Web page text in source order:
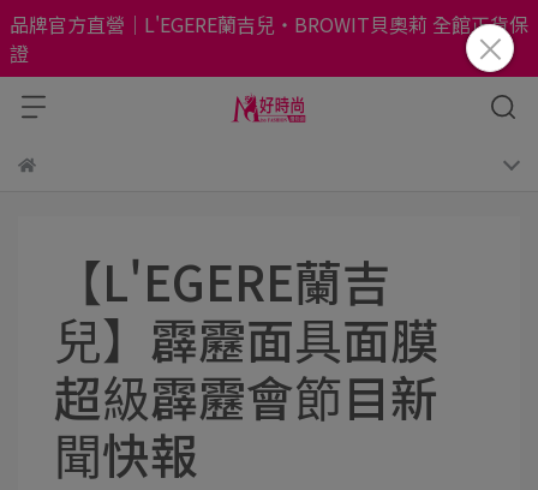
品牌官方直營｜L'EGERE蘭吉兒・BROWIT貝奧莉 全館正貨保
證
【L'EGERE蘭吉
兒】霹靂面具面膜
超級霹靂會節目新
聞快報